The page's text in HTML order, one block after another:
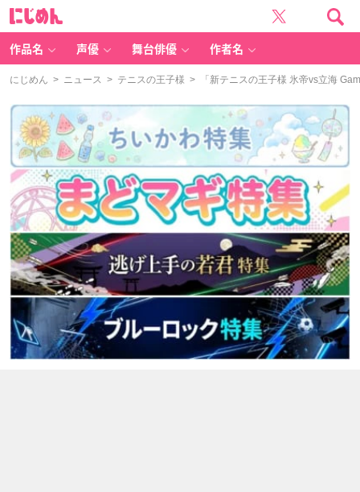
作品名 声優 舞台俳優 作者名
にじめん > ニュース > テニスの王子様 > 「新テニスの王子様 氷帝vs立海